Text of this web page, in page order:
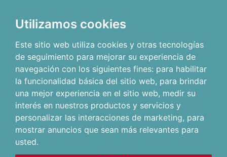
Utilizamos cookies
Este sitio web utiliza cookies y otras tecnologías
de seguimiento para mejorar su experiencia de
navegación con los siguientes fines: para habilitar
la funcionalidad básica del sitio web, para brindar
una mejor experiencia en el sitio web, medir su
interés en nuestros productos y servicios y
personalizar las interacciones de marketing, para
mostrar anuncios que sean más relevantes para
usted.